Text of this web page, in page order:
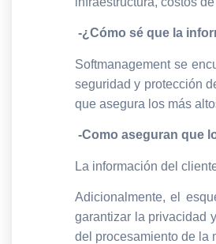
-¿Cómo sé que la
Softmanagement se
seguridad y protección
que asegura los más
-Como aseguran que
La información del
Adicionalmente, el
garantizar la privacidad
del procesamiento de la